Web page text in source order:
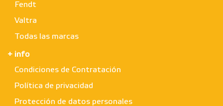
Fendt
Valtra
Todas las marcas
+ info
Condiciones de Contratación
Política de privacidad
Protección de datos personales